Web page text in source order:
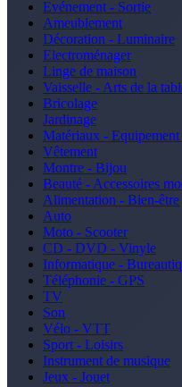
Evénement - Sortie
Ameublement
Décoration - Luminaire
Electroménager
Linge de maison
Vaisselle - Arts de la
Bricolage
Jardinage
Matériaux -
Vêtement
Montre - Bijou
Beauté - Accessoires
Alimentation - Bien-être
Auto
Moto - Scooter
CD - DVD - Vinyle
Informatique -
Téléphonie - GPS
TV
Son
Vélo - VTT
Sport - Loisirs
Instrument de musique
Jeux - Jouet